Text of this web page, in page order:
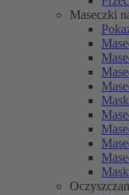
Maseczki